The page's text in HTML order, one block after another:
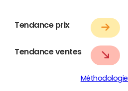
Tendance prix
Tendance ventes
Méthodologie